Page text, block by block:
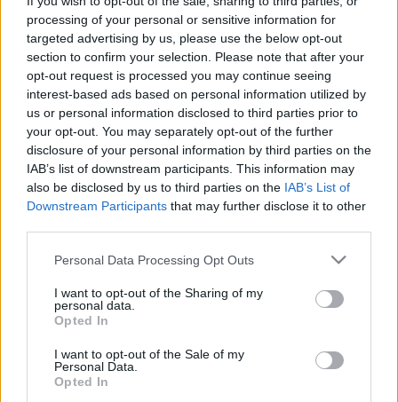
processing of your personal or sensitive information for
targeted advertising by us, please use the below opt-out
section to confirm your selection. Please note that after your
opt-out request is processed you may continue seeing
interest-based ads based on personal information utilized by
us or personal information disclosed to third parties prior to
your opt-out. You may separately opt-out of the further
disclosure of your personal information by third parties on the
IAB’s list of downstream participants. This information may
also be disclosed by us to third parties on the IAB’s List of
Downstream Participants that may further disclose it to other
Please note that this website/app uses one or more Google
not limited to your visit or usage behaviour. You may click to
grant or deny consent to Google and its third-party tags to
use your data for below specified purposes in below Google
consent section.
Personal Data Processing Opt Outs
I want to opt-out of the Sharing of my
personal data.
Opted In
I want to opt-out of the Sale of my
Personal Data.
Opted In
nemezszőnyege is a 10. nap végére. Alkalom adódik
legszebb népdalaink megismerésére is – aki szorgosan
látogatja az énektanításokat a hajnali nótázásokkor sem fog
csendben üldögélni!
A délután hatalmas balkáni, nemzetiségi bulival indul, ezekről
a Kolo, a Csürrentő, a Csángálló, a Falkafolk, a Babra és a
T’rakija zenekarok gondoskodnak. Minden este 6 órakor a
FolkEmbassy-Kertem szabadegyetemé a terep, ahol a
széles palettája biztosítja, közöttük találjuk Barcza György
és Oszkó Péter gazdasági szakembert, Sándor Ildikó
néprajzkutatót, Ozsvald Eszter ipari formatervező mérnököt
Az esti hangulatot a felnőtteknek szóló népmesék